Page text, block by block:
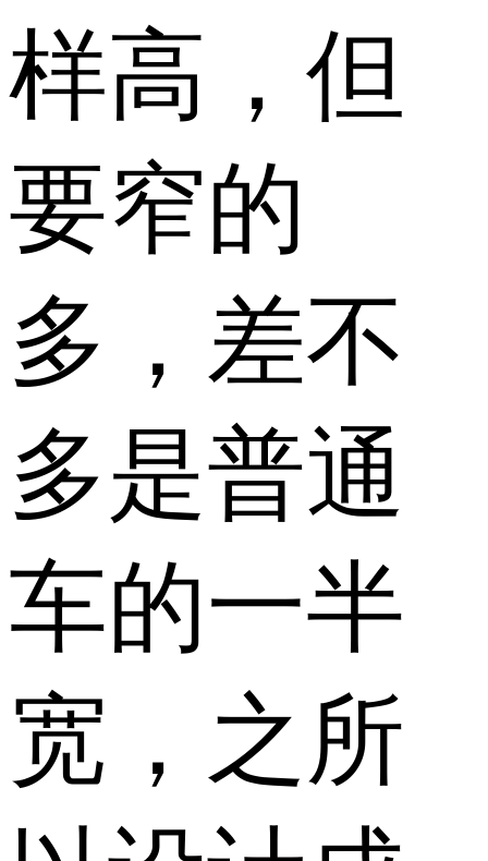
样高，但
要窄的
多，差不
多是普通
车的一半
宽，之所